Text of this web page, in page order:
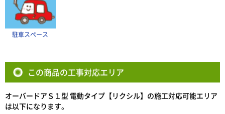
駐車スペース
この商品の工事対応エリア
オーバードアＳ１型 電動タイプ【リクシル】の施工対応可能エリア
は以下になります。